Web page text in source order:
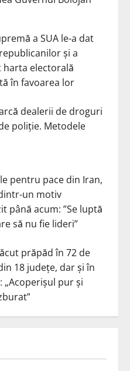
a SUA le-a dat
și a
electorală
în favoarea lor
dealerii de droguri
poliție. Metodele
pentru pace din Iran,
un motiv
până acum: ”Se luptă
să nu fie lideri”
prăpăd în 72 de
18 județe, dar și în
„Acoperișul pur și